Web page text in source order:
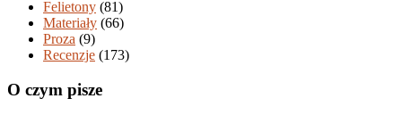
Felietony (81)
Materiały (66)
Proza (9)
Recenzje (173)
O czym pisze